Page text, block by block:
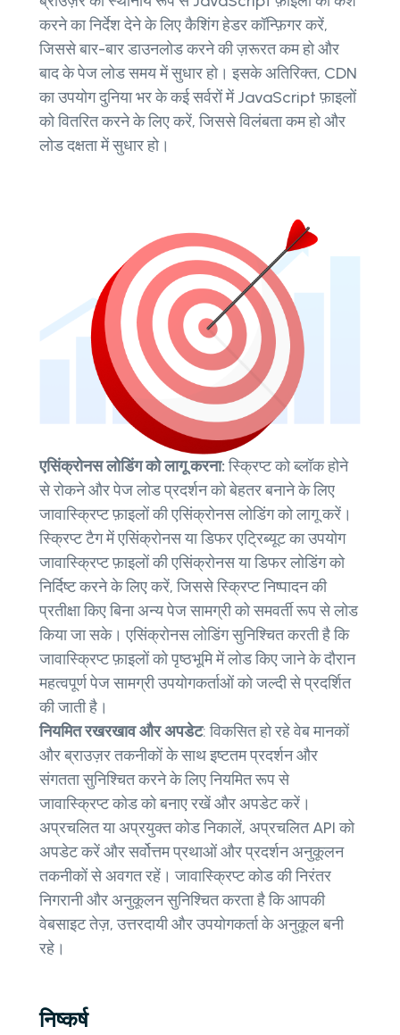
करने का निर्देश देने के लिए कैशिंग हेडर कॉन्फ़िगर करें,
जिससे बार-बार डाउनलोड करने की ज़रूरत कम हो और
बाद के पेज लोड समय में सुधार हो। इसके अतिरिक्त, CDN
का उपयोग दुनिया भर के कई सर्वरों में JavaScript फ़ाइलों
को वितरित करने के लिए करें, जिससे विलंबता कम हो और
लोड दक्षता में सुधार हो।
एसिंक्रोनस लोडिंग को लागू करना:स्क्रिप्ट को ब्लॉक होने
से रोकने और पेज लोड प्रदर्शन को बेहतर बनाने के लिए
जावास्क्रिप्ट फ़ाइलों की एसिंक्रोनस लोडिंग को लागू करें।
स्क्रिप्ट टैग में एसिंक्रोनस या डिफर एट्रिब्यूट का उपयोग
जावास्क्रिप्ट फ़ाइलों की एसिंक्रोनस या डिफर लोडिंग को
निर्दिष्ट करने के लिए करें, जिससे स्क्रिप्ट निष्पादन की
प्रतीक्षा किए बिना अन्य पेज सामग्री को समवर्ती रूप से लोड
किया जा सके। एसिंक्रोनस लोडिंग सुनिश्चित करती है कि
जावास्क्रिप्ट फ़ाइलों को पृष्ठभूमि में लोड किए जाने के दौरान
महत्वपूर्ण पेज सामग्री उपयोगकर्ताओं को जल्दी से प्रदर्शित
की जाती है।
नियमित रखरखाव और अपडेट: विकसित हो रहे वेब मानकों
और ब्राउज़र तकनीकों के साथ इष्टतम प्रदर्शन और
संगतता सुनिश्चित करने के लिए नियमित रूप से
जावास्क्रिप्ट कोड को बनाए रखें और अपडेट करें।
अप्रचलित या अप्रयुक्त कोड निकालें, अप्रचलित API को
अपडेट करें और सर्वोत्तम प्रथाओं और प्रदर्शन अनुकूलन
तकनीकों से अवगत रहें। जावास्क्रिप्ट कोड की निरंतर
निगरानी और अनुकूलन सुनिश्चित करता है कि आपकी
वेबसाइट तेज़, उत्तरदायी और उपयोगकर्ता के अनुकूल बनी
रहे।
निष्कर्ष